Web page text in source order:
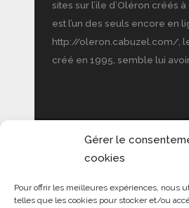
Gérer le
cookies
Pour offrir les meilleures expériences, nous
telles que les cookies pour stocker et/ou
sites sur l’ile d’Oléron créés
est l’un des seuls encore en
http://oleron.cabuzel.com/,
créé en 1995, semble lui
NOUS CONTACTER
OLERON MAG
Magazine internet sur l’Ile d’Oléron